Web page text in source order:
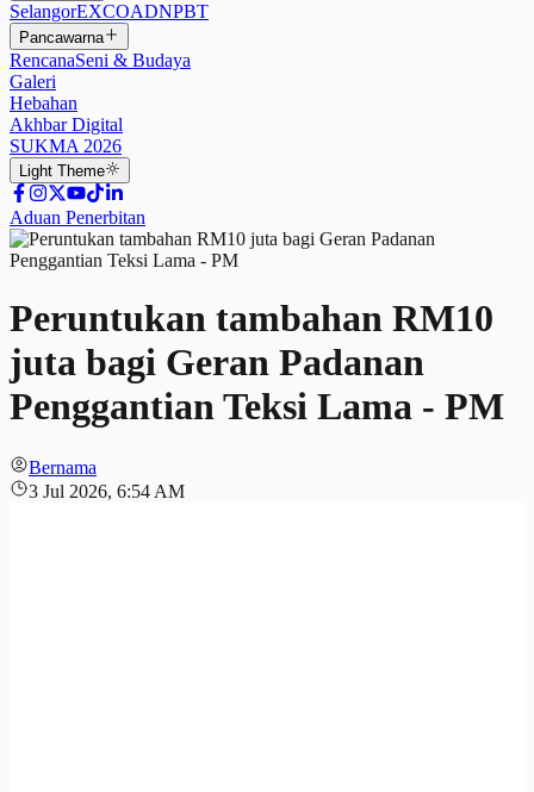
SelangorEXCOADNPBT
Pancawarna
RencanaSeni & Budaya
Galeri
Hebahan
Akhbar Digital
SUKMA 2026
Light Theme
Aduan Penerbitan
Peruntukan tambahan RM10
juta bagi Geran Padanan
Penggantian Teksi Lama - PM
Bernama
3 Jul 2026, 6:54 AM